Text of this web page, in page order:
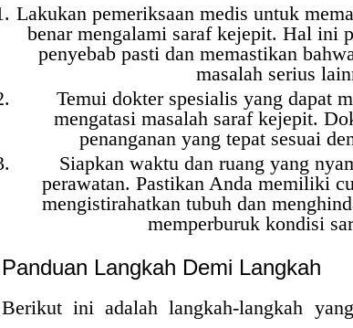
Lakukan pemeriksaan medis untuk
benar mengalami saraf kejepit. Hal ini
penyebab pasti dan memastikan
masalah serius
Temui dokter spesialis yang dapat
mengatasi masalah saraf kejepit.
penanganan yang tepat sesuai
Siapkan waktu dan ruang yang
perawatan. Pastikan Anda memiliki
mengistirahatkan tubuh dan
memperburuk kondisi
Panduan Langkah Demi Langkah
Berikut ini adalah langkah-langkah